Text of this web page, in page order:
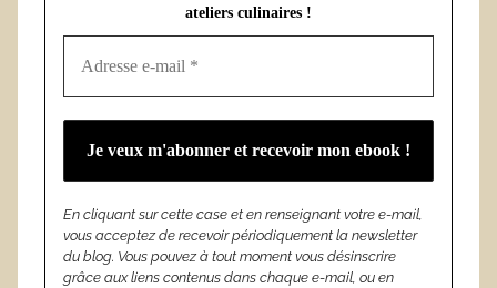
ateliers culinaires !
En cliquant sur cette case et en renseignant votre e-mail,
vous acceptez de recevoir périodiquement la newsletter
du blog. Vous pouvez à tout moment vous désinscrire
grâce aux liens contenus dans chaque e-mail, ou en